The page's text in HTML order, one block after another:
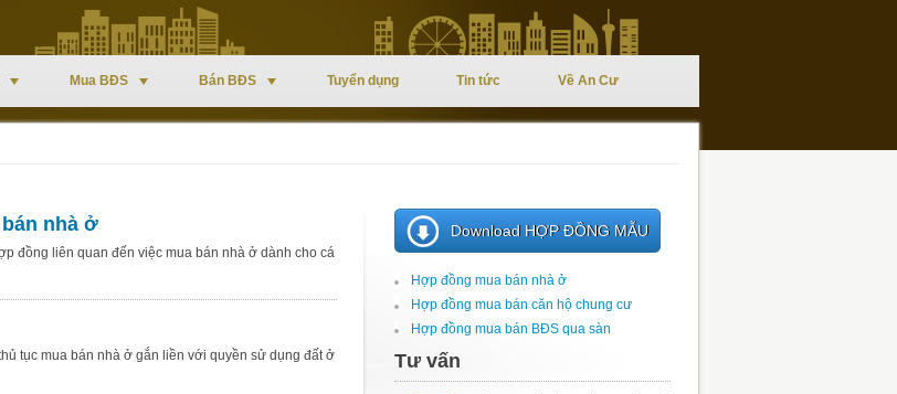
Mua BĐS Bán BĐS Tuyển dụng Tin tức Về An Cư
nhà ở
đồng liên quan đến việc mua bán nhà ở dành cho cá
tục mua bán nhà ở gắn liền với quyền sử dụng đất ở
Download HỢP ĐỒNG MẪU
Hợp đồng mua bán nhà ở
Hợp đồng mua bán căn hộ chung cư
Hợp đồng mua bán BĐS qua sàn
Tư vấn